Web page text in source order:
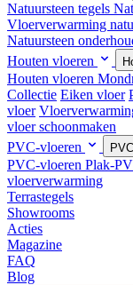
Natuursteen tegels
Vloerverwarming
Natuursteen
Houten vloeren
Houten vloeren
Collectie Eiken vloer
vloer
vloer schoonmaken
PVC-vloeren
PVC-vloeren Plak-
vloerverwarming
Terrastegels
Showrooms
Acties
Magazine
FAQ
Blog